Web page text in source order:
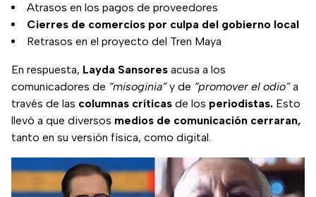
Atrasos en los pagos de proveedores
Cierres de comercios por culpa del gobierno local
Retrasos en el proyecto del Tren Maya
En respuesta, Layda Sansores acusa a los
comunicadores de “misoginia”y de “promover el odio”a
través de las columnas críticas de los periodistas. Esto
llevó a que diversos medios de comunicación cerraran,
tanto en su versión física, como digital.